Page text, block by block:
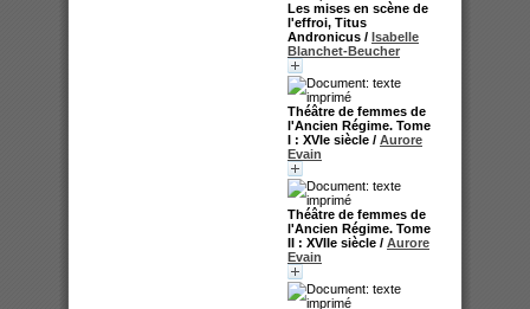
Les mises en scène de
l'effroi, Titus
Andronicus / Isabelle
Blanchet-Beucher
Théâtre de femmes de
l'Ancien Régime. Tome
I : XVIe siècle / Aurore
Evain
Théâtre de femmes de
l'Ancien Régime. Tome
II : XVIIe siècle / Aurore
Evain